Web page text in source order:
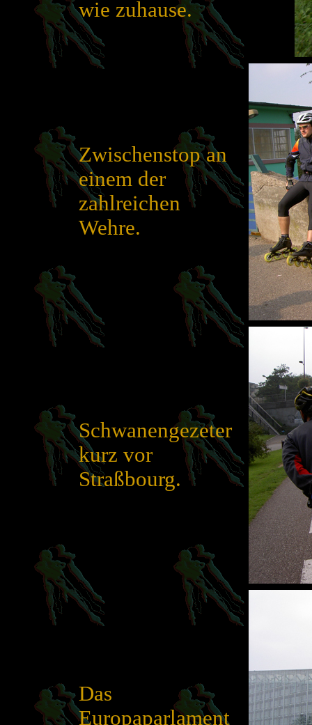
wie zuhause.
Zwischenstop an
einem der
zahlreichen
Wehre.
Schwanengezeter
kurz vor
Straßbourg.
Das
Europaparlament